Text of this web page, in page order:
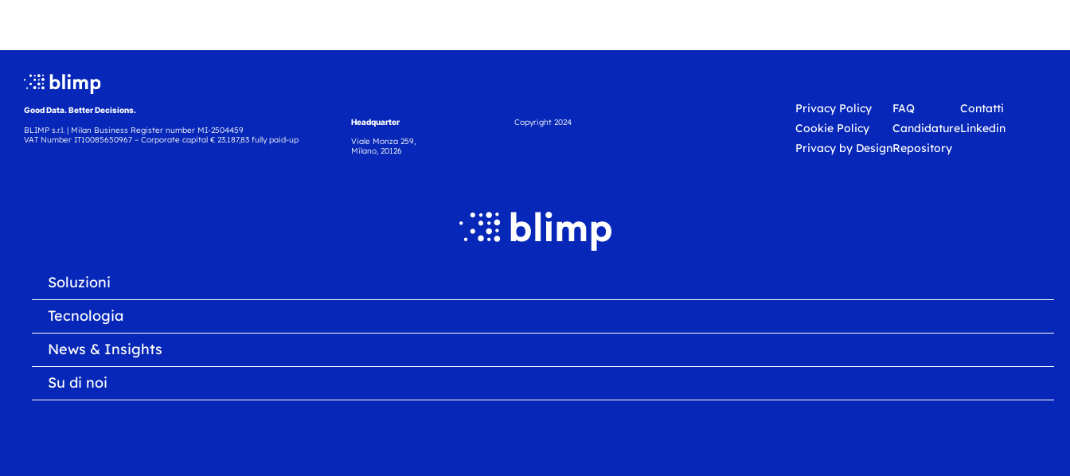
Good Data. Better Decisions.
BLIMP s.r.l. | Milan Business Register number MI-2504459
VAT Number IT10085650967 – Corporate capital € 23.187,83 fully paid-up
Headquarter
Viale Monza 259,
Milano, 20126
Copyright 2024
Privacy Policy
Cookie Policy
Privacy by Design
FAQ
Candidature
Repository
Contatti
Linkedin
Soluzioni
Tecnologia
News & Insights
Su di noi